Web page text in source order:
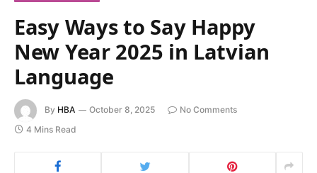
Easy Ways to Say Happy
New Year 2025 in Latvian
Language
By HBA October 8, 2025
No Comments
4 Mins Read